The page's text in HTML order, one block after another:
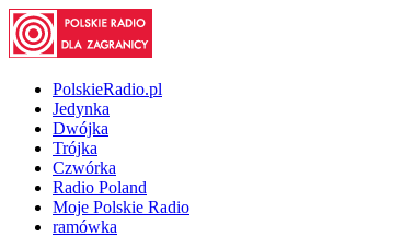
PolskieRadio.pl
Jedynka
Dwójka
Trójka
Czwórka
Radio Poland
Moje Polskie Radio
ramówka